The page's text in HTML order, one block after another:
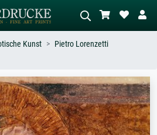
Welle
Beschreiben Sie die Szene – z.B. Grüne
Wiese, Abstrakt mit viel Rot, Dunkles
Ölgemälde, Stehender Akt neben einem
Baum.
Kunst
Pietro Lorenzetti